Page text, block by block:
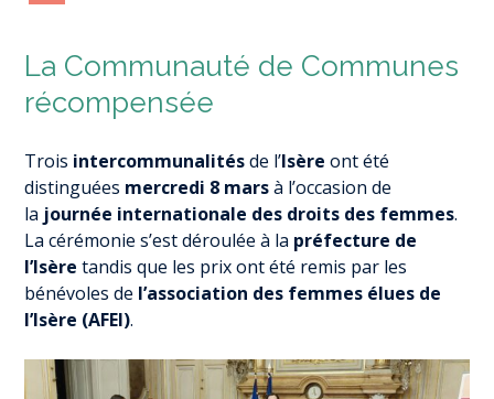
La Communauté de Communes
récompensée
Trois intercommunalitésde l’Isère ont été
distinguées mercredi 8 marsà l’occasion de
la journée internationale des droits des femmes.
La cérémonie s’est déroulée à la préfecture de
l’Isère tandis que les prix ont été remis par les
bénévoles de l’association des femmes élues de
l’Isère (AFEI).